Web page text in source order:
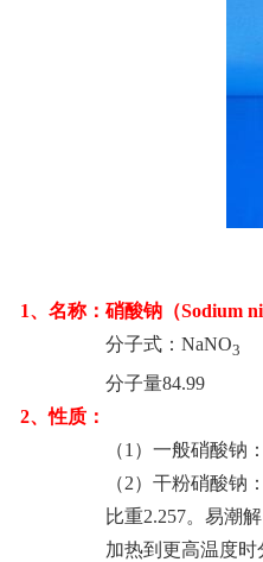
1、名称：硝酸钠（Sodium
分子式：NaNO3
分子量84.99
2、性质：
（1）一般硝酸钠
（2）干粉硝酸钠
比重2.257。易潮
加热到更高温度时